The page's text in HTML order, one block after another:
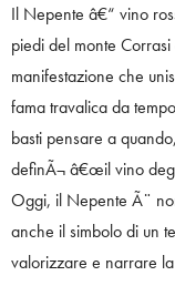
Il Nepente â€“ vino
piedi del monte
manifestazione che
fama travalica da
basti pensare a
definÃ¬ â€œil vino
Oggi, il Nepente Ã¨
anche il simbolo di un
valorizzare e narrare